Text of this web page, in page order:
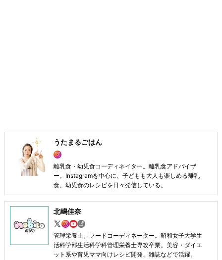
うたまるごはん
離乳食・幼児食コーディネイター。離乳食アドバイザ
ー。Instagramを中心に、子どもも大人も楽しめる離乳
食、幼児食のレシピを日々発信している。
北嶋佳奈
管理栄養士。フードコーディネーター。昭和女子大学生
活科学部生活科学科管理栄養士専攻卒業。美容・ダイエ
ット系や育児ママ向けレシピ開発、雑誌などで活躍。